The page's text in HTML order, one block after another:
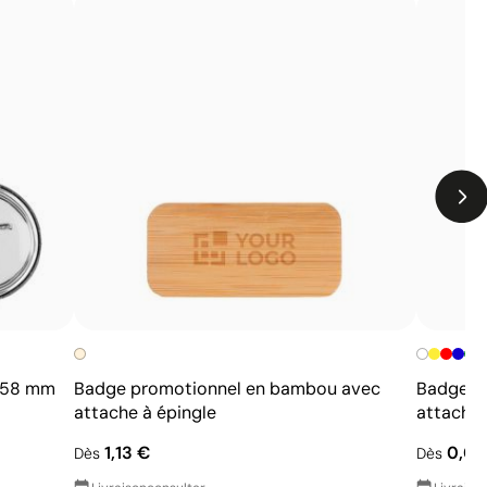
mm
Badge promotionnel en bambou avec
attache à épingle
Dès 1,13 €
Badge
attache
Dès